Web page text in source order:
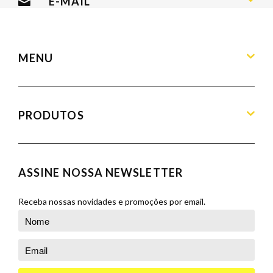
MENU
Home
Blog
Orçamento
PRODUTOS
Aparadores
Cadeiras
Complementos
Poltronas
Puffs
ASSINE NOSSA NEWSLETTER
Receba nossas novidades e promoções por email.